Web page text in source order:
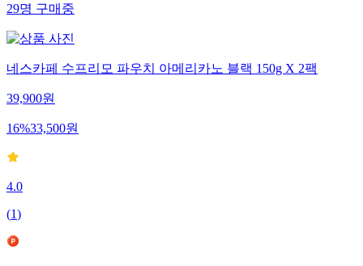
29명구매중
네스카페 수프리모 파우치 아메리카노 블랙 150g X 2팩
39,900원
16%33,500원
4.0
(1)